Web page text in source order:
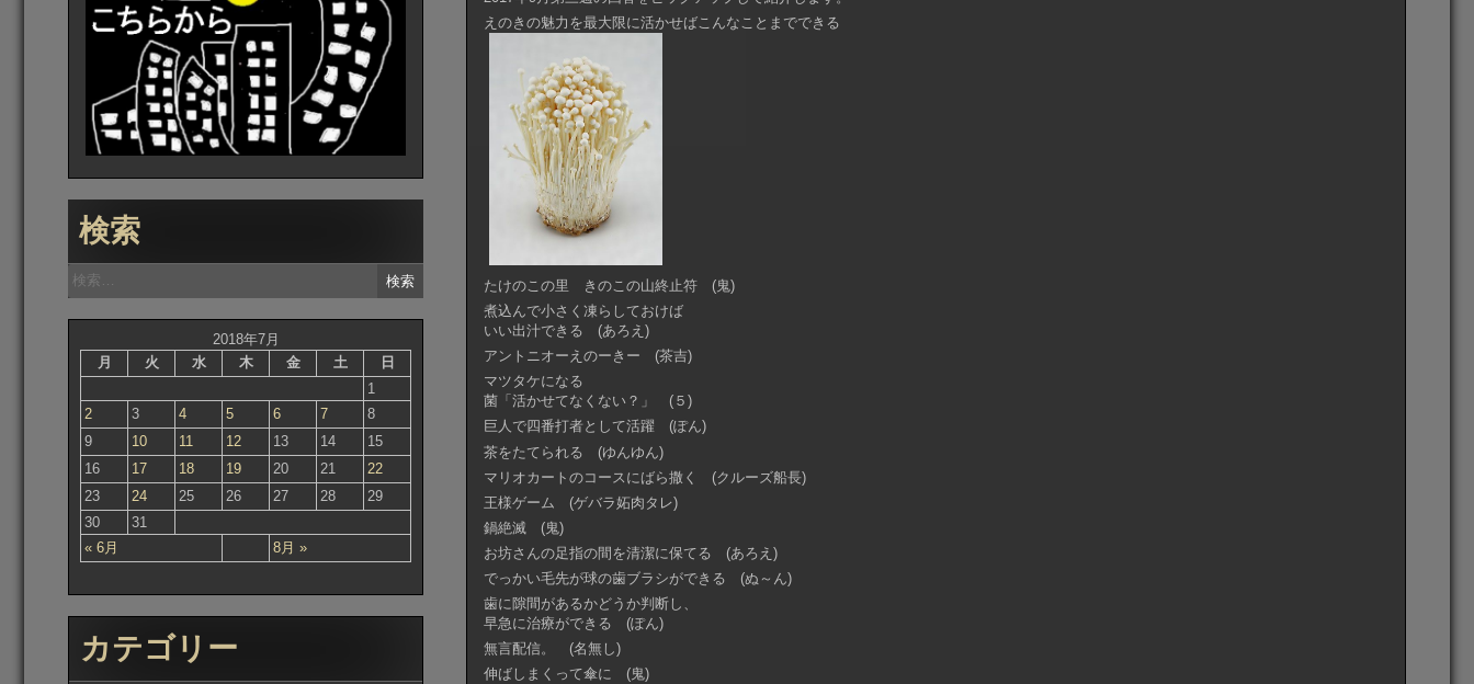
えのきの魅力を最大限に活かせばこんなことまでできる
たけのこの里 きのこの山終止符 (鬼)
煮込んで小さく凍らしておけば
いい出汁できる (あろえ)
アントニオーえのーきー (茶吉)
マツタケになる
菌「活かせてなくない？」 (５)
巨人で四番打者として活躍 (ぽん)
茶をたてられる (ゆんゆん)
マリオカートのコースにばら撒く (クルーズ船長)
王様ゲーム (ゲバラ妬肉タレ)
鍋絶滅 (鬼)
お坊さんの足指の間を清潔に保てる (あろえ)
でっかい毛先が球の歯ブラシができる (ぬ～ん)
歯に隙間があるかどうか判断し、
早急に治療ができる (ぽん)
無言配信。 (名無し)
伸ばしまくって傘に (鬼)
検索
検
索:
2018年7月
月
火 水 木 金 土 日
« 6月 8月 »
1
2
3 4 5 6 7
8
9
10 11 12 13 14
15
16
17 18 19 20 21
22
23
24 25 26 27 28
29
30
31
カテゴリー